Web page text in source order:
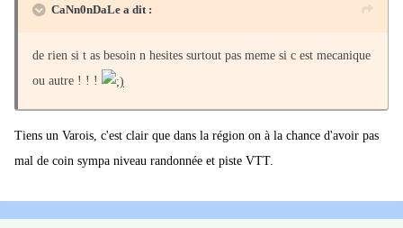
CaNn0nDaLe a dit :
de rien si t as besoin n hesites surtout pas meme si c est mecanique
ou autre ! ! !
Tiens un Varois, c'est clair que dans la région on à la chance d'avoir pas
mal de coin sympa niveau randonnée et piste VTT.